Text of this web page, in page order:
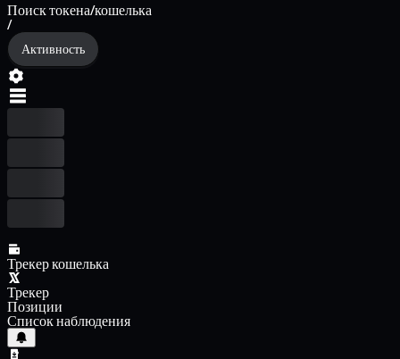
Поиск токена/кошелька
/
Активность
Трекер кошелька
Трекер
Позиции
Список наблюдения